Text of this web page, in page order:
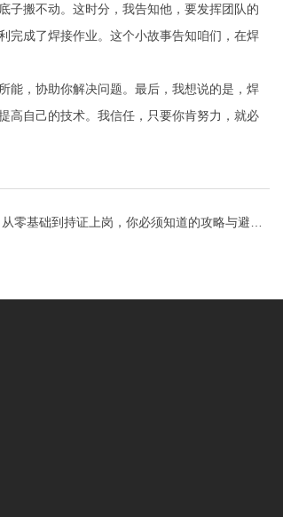
子搬不动。这时分，我告知他，要发挥团队的
完成了焊接作业。这个小故事告知咱们，在焊
能，协助你解决问题。最后，我想说的是，焊
高自己的技术。我信任，只要你肯努力，就必
零基础到持证上岗，你必须知道的攻略与避坑